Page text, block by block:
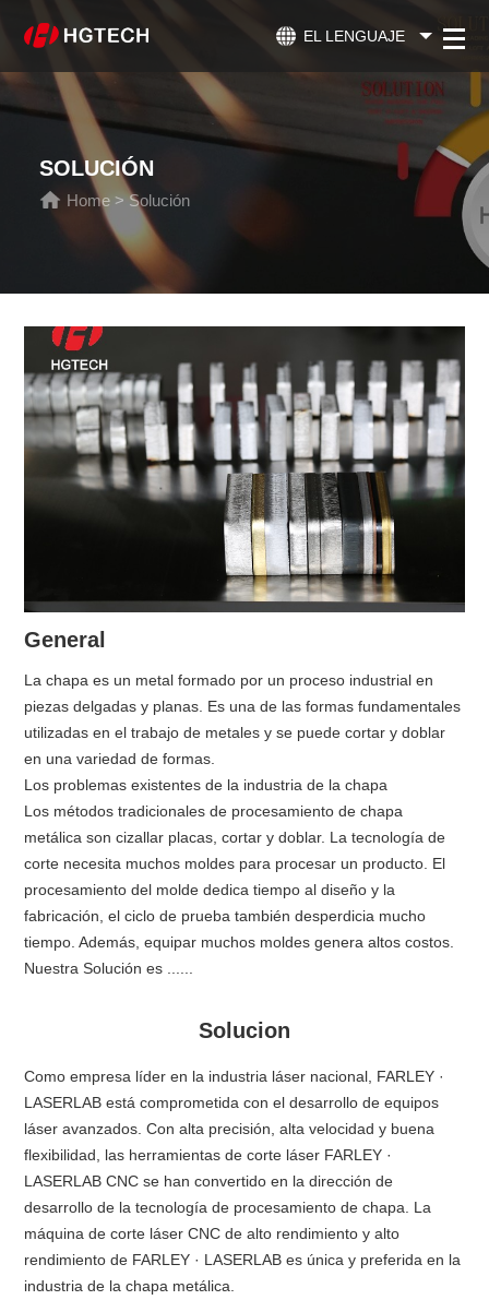
EL LENGUAJE
SOLUCIÓN
Home>Solución
General
La chapa es un metal formado por un proceso industrial en
piezas delgadas y planas. Es una de las formas fundamentales
utilizadas en el trabajo de metales y se puede cortar y doblar
en una variedad de formas.
Los problemas existentes de la industria de la chapa
Los métodos tradicionales de procesamiento de chapa
metálica son cizallar placas, cortar y doblar. La tecnología de
corte necesita muchos moldes para procesar un producto. El
procesamiento del molde dedica tiempo al diseño y la
fabricación, el ciclo de prueba también desperdicia mucho
tiempo. Además, equipar muchos moldes genera altos costos.
Nuestra Solución es ......
Solucion
Como empresa líder en la industria láser nacional, FARLEY ·
LASERLAB está comprometida con el desarrollo de equipos
láser avanzados. Con alta precisión, alta velocidad y buena
flexibilidad, las herramientas de corte láser FARLEY ·
LASERLAB CNC se han convertido en la dirección de
desarrollo de la tecnología de procesamiento de chapa. La
máquina de corte láser CNC de alto rendimiento y alto
rendimiento de FARLEY · LASERLAB es única y preferida en la
industria de la chapa metálica.